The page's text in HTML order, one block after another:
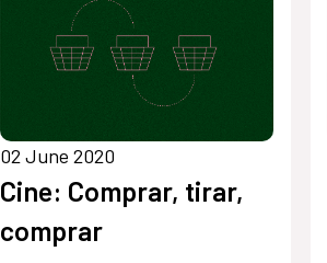
02 June 2020
Cine: Comprar, tirar,
comprar